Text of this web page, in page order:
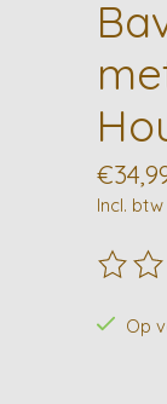
Incl. btw
De
Op